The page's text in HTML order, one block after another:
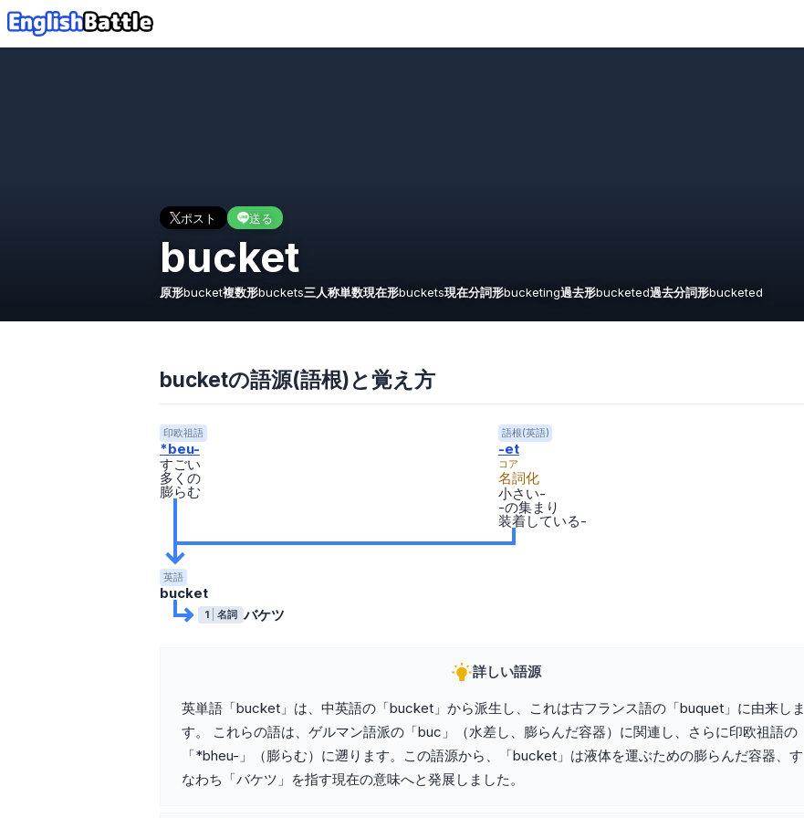
ポスト 送る
bucket
原形bucket複数形buckets三人称単数現在形buckets現在分詞形bucketing過去形bucketed過去分詞形bucketed
bucketの語源(語根)と覚え方
印欧祖語
*beu-
すごい
多くの
膨らむ
語根(英語)
-et
コア
名詞化
小さい-
-の集まり
装着している-
英語
bucket
1 名詞 バケツ
詳しい語源
英単語「bucket」は、中英語の「bucket」から派生し、これは古フランス語の「buquet」に由来しま
す。 これらの語は、ゲルマン語派の「buc」（水差し、膨らんだ容器）に関連し、さらに印欧祖語の
「*bheu-」（膨らむ）に遡ります。この語源から、「bucket」は液体を運ぶための膨らんだ容器、す
なわち「バケツ」を指す現在の意味へと発展しました。